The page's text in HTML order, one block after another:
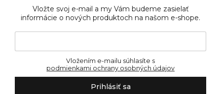
Vložte svoj e-mail a my Vám budeme zasielať
informácie o nových produktoch na našom e-shope.
podmienkami ochrany osobných údajov
Prihlásiť sa